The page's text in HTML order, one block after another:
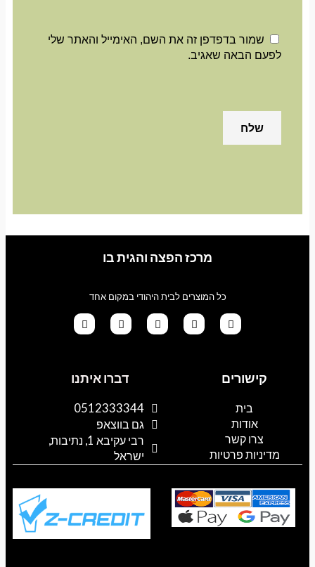
שמור בדפדפן זה את השם, האימייל והאתר שלי
לפעם הבאה שאגיב.
מרכז הפצה והגית בו
כל המוצרים לבית היהודי במקום אחד
a
s
a
p
p
o
k
o
l
e
קישורים
בית
אודות
צרו קשר
מדיניות פרטיות
דברו איתנו
0512333344
גם בווצאפ
רבי עקיבא 1, נתיבות,
ישראל